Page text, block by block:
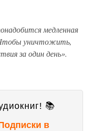
медленная
Чтобы уничтожить,
за один день».
📚
в